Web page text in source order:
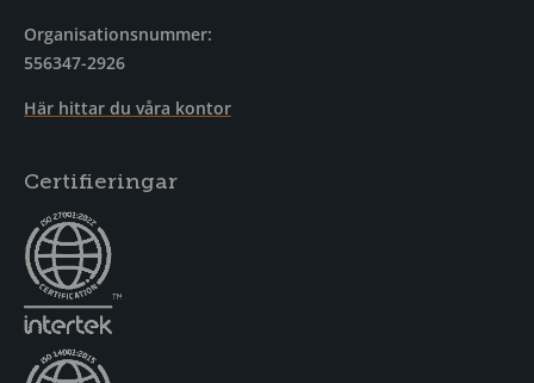
Organisationsnummer:
556347-2926
Här hittar du våra kontor
Certifieringar